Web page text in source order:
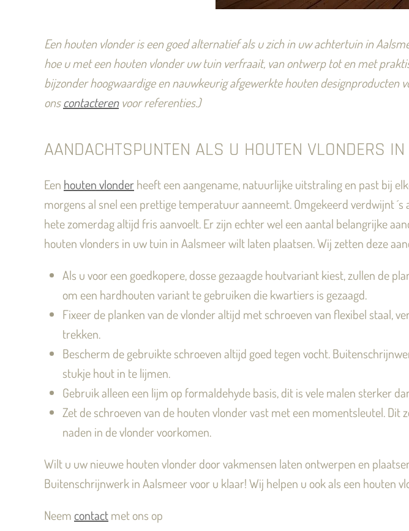
Een houten vlonder is een goed alternatief als u zich in uw achtertuin in
hoe u met een houten vlonder uw tuin verfraait, van ontwerp tot en met
bijzonder hoogwaardige en nauwkeurig afgewerkte houten designproducten
onscontacterenvoor referenties.)
AANDACHTSPUNTEN ALS U HOUTEN VLONDERS
Een houten vlonderheeft een aangename, natuurlijke uitstraling en past bij
morgens al snel een prettige temperatuur aanneemt. Omgekeerd verdwijnt
hete zomerdag altijd fris aanvoelt. Er zijn echter wel een aantal belangrijke
houten vlonders in uw tuin in Aalsmeer wilt laten plaatsen. Wij zetten deze
Als u voor een goedkopere, dosse gezaagde houtvariant kiest, zullen de
om een hardhouten variant te gebruiken die kwartiers is gezaagd.
Fixeer de planken van de vlonder altijd met schroeven van flexibel staal,
trekken.
Bescherm de gebruikte schroeven altijd goed tegen vocht.
stukje hout in te lijmen.
Gebruik alleen een lijm op formaldehyde basis, dit is vele malen sterker
Zet de schroeven van de houten vlonder vast met een momentsleutel.
naden in de vlonder voorkomen.
Wilt u uw nieuwe houten vlonder door vakmensen laten ontwerpen en
Buitenschrijnwerk in Aalsmeer voor u klaar! Wij helpen u ook als een houten
Neem contactmet ons op